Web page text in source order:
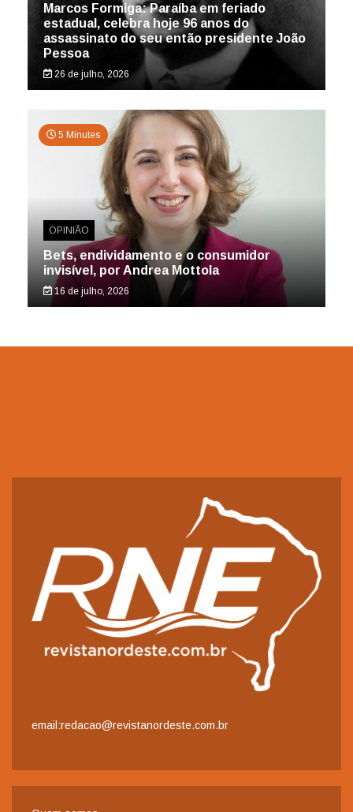
Marcos Formiga: Paraíba em feriado
estadual, celebra hoje 96 anos do
assassinato do seu então presidente João
Pessoa
26 de julho, 2026
5 Minutes
OPINIÃO
Bets, endividamento e o consumidor
invisível, por Andrea Mottola
16 de julho, 2026
email:redacao@revistanordeste.com.br